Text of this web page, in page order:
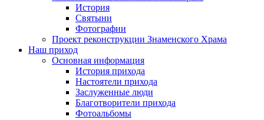
История
Святыни
Фотографии
Проект реконструкции Знаменского Храма
Наш приход
Основная информация
История прихода
Настоятели прихода
Заслуженные люди
Благотворители прихода
Фотоальбомы